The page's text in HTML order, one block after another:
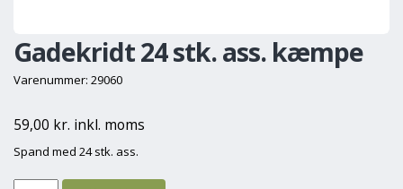
Gadekridt 24 stk. ass. kæmpe
Varenummer: 29060
59,00 kr. inkl. moms
Spand med 24 stk. ass.